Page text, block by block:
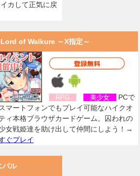
カして正気に戻
of Walkure ～X指定～
RPG 美少女
PCで
マートフォンでもプレイ可能なハイクオ
ィ本格ブラウザカードゲーム。囚われの
女戦姫達を助け出して仲間にしよう！→
ぐプレイ
バル